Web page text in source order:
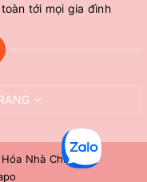
tới mọi gia đình
Nhà Chuê